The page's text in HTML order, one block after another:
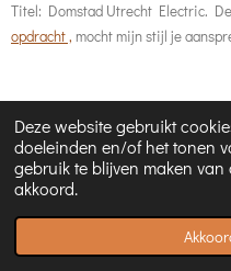
Deze website gebruikt
doeleinden en/of het tonen
gebruik te blijven maken
akkoord.
Titel: Domstad Utrecht Electric.
opdracht , mocht mijn stijl je
Telefoonnummer